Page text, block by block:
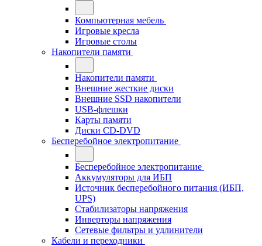
Компьютерная мебель
Игровые кресла
Игровые столы
Накопители памяти
Накопители памяти
Внешние жесткие диски
Внешние SSD накопители
USB-флешки
Карты памяти
Диски CD-DVD
Бесперебойное электропитание
Бесперебойное электропитание
Аккумуляторы для ИБП
Источник бесперебойного питания (ИБП,
UPS)
Стабилизаторы напряжения
Инверторы напряжения
Сетевые фильтры и удлинители
Кабели и переходники